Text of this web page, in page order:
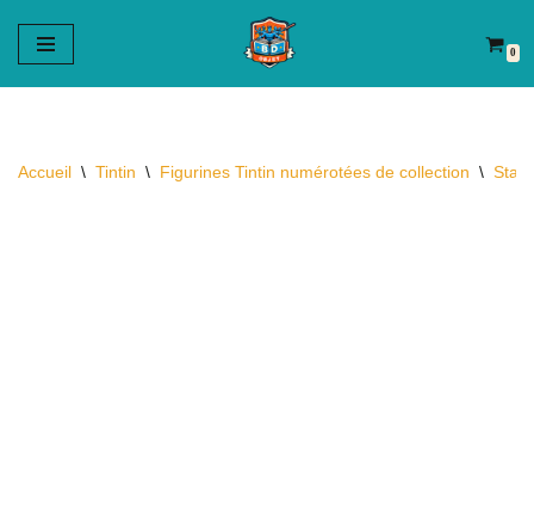
Aller
au
0
Accueil \ Tintin \ Figurines Tintin numérotées de collection \